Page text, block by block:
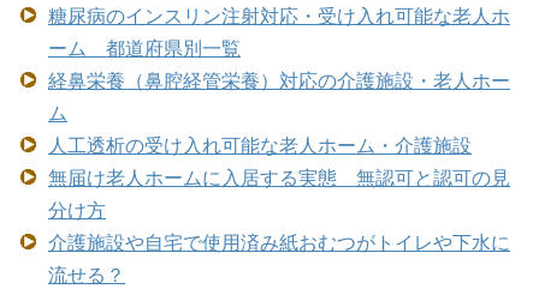
糖尿病のインスリン注射対応・受け入れ可能な老人ホ
ーム 都道府県別一覧
経鼻栄養（鼻腔経管栄養）対応の介護施設・老人ホー
ム
人工透析の受け入れ可能な老人ホーム・介護施設
無届け老人ホームに入居する実態 無認可と認可の見
分け方
介護施設や自宅で使用済み紙おむつがトイレや下水に
流せる？